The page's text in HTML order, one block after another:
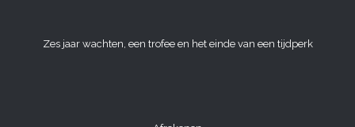
Zes jaar wachten, een trofee en het einde van een tijdperk